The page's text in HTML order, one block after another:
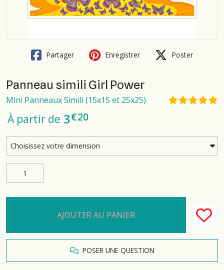
Partager Enregistrer Poster
Panneau simili Girl Power
Mini Panneaux Simili (15x15 et 25x25)
À partir de 3€20
AJOUTER AU PANIER
POSER UNE QUESTION